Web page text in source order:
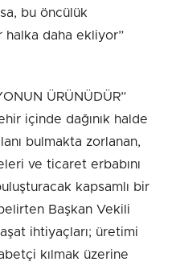
bu öncülük
daha ekliyor”
ÜRÜNÜDÜR”
içinde dağınık halde
bulmakta zorlanan,
ve ticaret erbabını
kapsamlı bir
Başkan Vekili
ihtiyaçları; üretimi
kılmak üzerine